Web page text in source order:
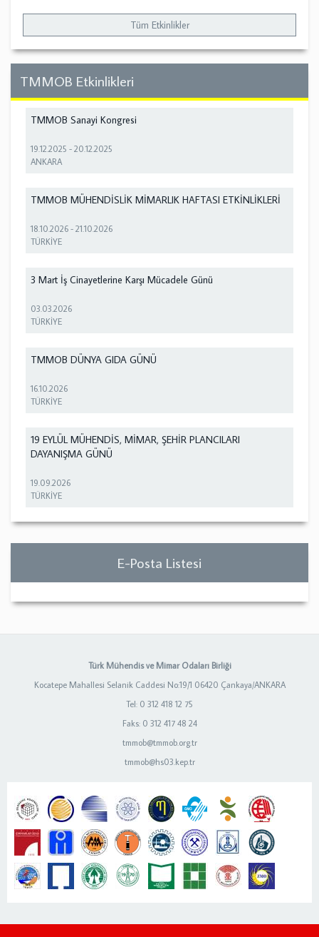
Tüm Etkinlikler
TMMOB Etkinlikleri
TMMOB Sanayi Kongresi
19.12.2025 -20.12.2025
ANKARA
TMMOB MÜHENDİSLİK MİMARLIK HAFTASI ETKİNLİKLERİ
18.10.2026 -21.10.2026
TÜRKİYE
3 Mart İş Cinayetlerine Karşı Mücadele Günü
03.03.2026
TÜRKİYE
TMMOB DÜNYA GIDA GÜNÜ
16.10.2026
TÜRKİYE
19 EYLÜL MÜHENDİS, MİMAR, ŞEHİR PLANCILARI
DAYANIŞMA GÜNÜ
19.09.2026
TÜRKİYE
E-Posta Listesi
Türk Mühendis ve Mimar Odaları Birliği
Kocatepe Mahallesi Selanik Caddesi No:19/1 06420 Çankaya/ANKARA
Tel: 0 312 418 12 75
Faks: 0 312 417 48 24
tmmob@tmmob.org.tr
tmmob@hs03.kep.tr